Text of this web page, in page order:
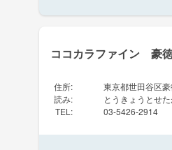
ココカラファイン 豪
住所:
東京都世田谷区
読み:
とうきょうとせ
TEL : 03-5426-2914